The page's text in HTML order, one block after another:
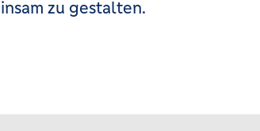
zu gestalten.